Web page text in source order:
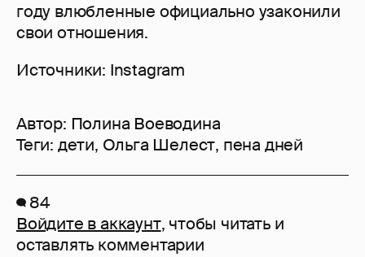
году влюбленные официально узаконили
свои отношения.
Источники: Instagram
Автор: Полина Воеводина
Теги: дети, Ольга Шелест, пена дней
84
Войдите в аккаунт, чтобы читать и
оставлять комментарии